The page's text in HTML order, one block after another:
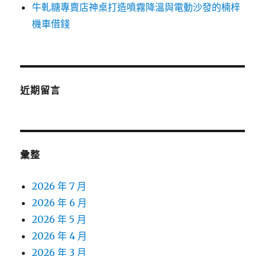
牛軋糖專賣店神桌打造噴霧降溫與電動沙發的楠梓
機車借錢
近期留言
彙整
2026 年 7 月
2026 年 6 月
2026 年 5 月
2026 年 4 月
2026 年 3 月